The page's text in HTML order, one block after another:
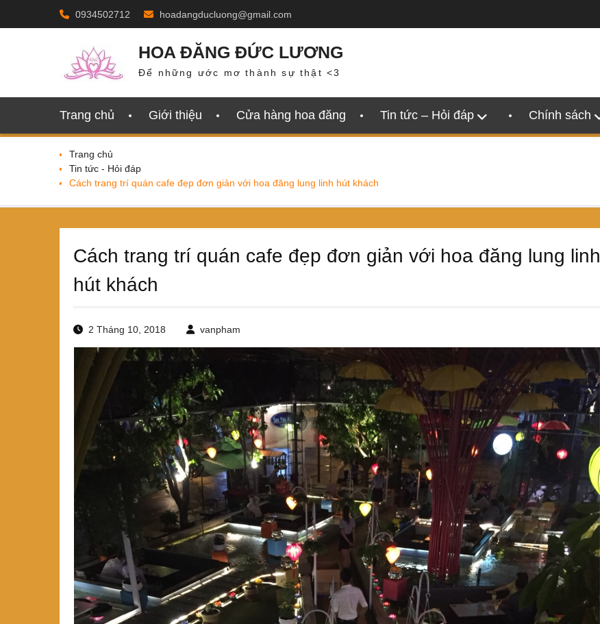
0934502712 hoadangducluong@gmail.com
HOA ĐĂNG ĐỨC LƯƠNG
Để những ước mơ thành sự thật <3
Trang chủ Giới thiệu Cửa hàng hoa đăng Tin tức – Hỏi đáp Chính sách
Trang chủ
Tin tức - Hỏi đáp
Cách trang trí quán cafe đẹp đơn giản với hoa đăng lung linh hút khách
Cách trang trí quán cafe đẹp đơn giản với hoa đăng lung linh
hút khách
2 Tháng 10, 2018 vanpham